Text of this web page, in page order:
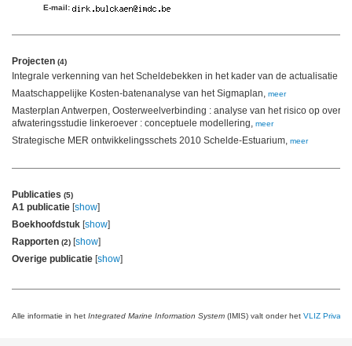
E-mail:
Projecten (4)
Integrale verkenning van het Scheldebekken in het kader van de actualisatie
Maatschappelijke Kosten-batenanalyse van het Sigmaplan,
meer
Masterplan Antwerpen, Oosterweelverbinding : analyse van het risico op
afwateringsstudie linkeroever : conceptuele modellering,
meer
Strategische MER ontwikkelingsschets 2010 Schelde-Estuarium, meer
Publicaties (5)
A1 publicatie [show]
Boekhoofdstuk [show]
Rapporten (2) [show]
Overige publicatie [show]
Alle informatie in het Integrated Marine Information System (IMIS) valt onder het VLIZ Privacy